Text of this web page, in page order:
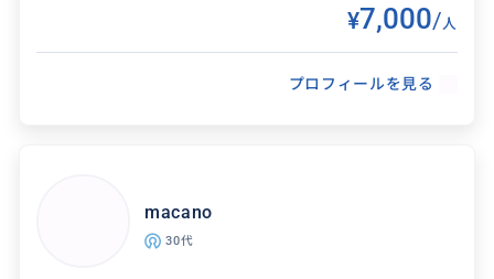
100ヵ国程旅行してきたので地理ですかね。スポ
¥7,000/ 人
プロフィールを見る
macano
30代